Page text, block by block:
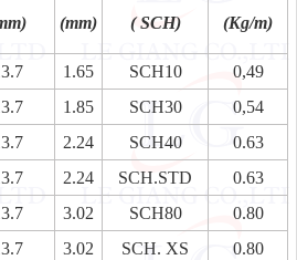
(mm) ( SCH) (Kg/m)
1.65 SCH10
0,49
1.85 SCH30
0,54
2.24 SCH40
0.63
2.24 SCH.STD
0.63
3.02 SCH80
0.80
3.02 SCH. XS 0.80